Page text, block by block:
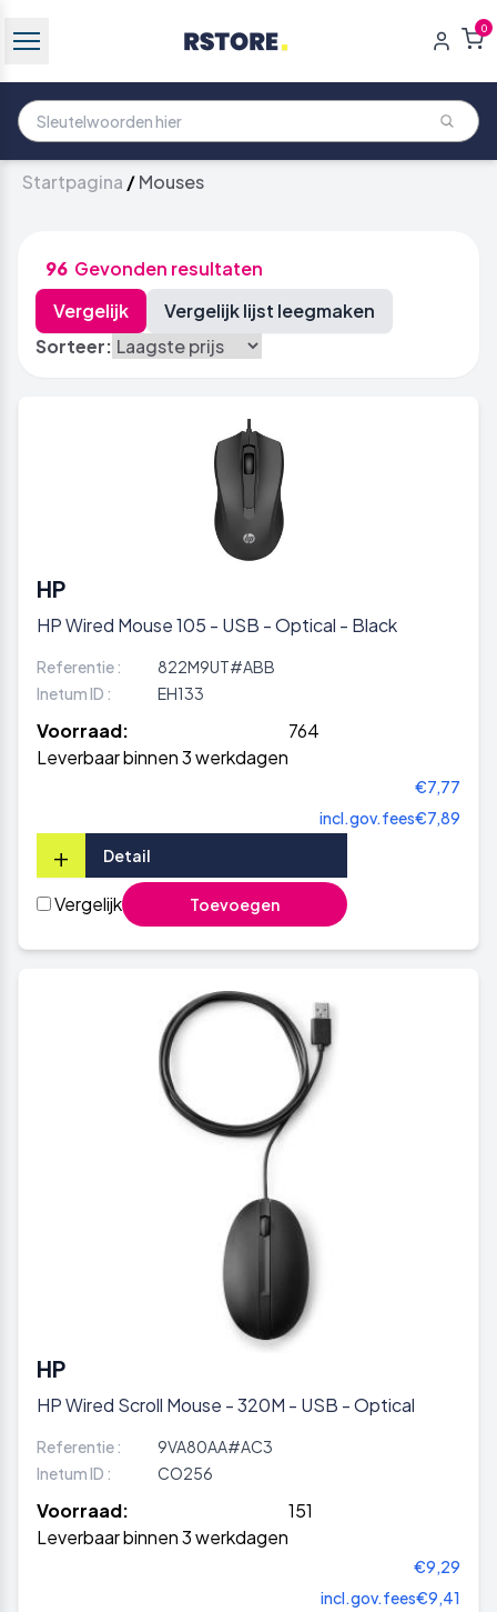
0
Startpagina /Mouses
96 Gevonden resultaten
Sorteer:
HP
HP Wired Mouse 105 - USB - Optical - Black
Referentie :
822M9UT#ABB
Inetum ID :
EH133
Voorraad:
764
Leverbaar binnen 3 werkdagen
€7,77
incl.gov.fees€7,89
+ Detail
Vergelijk Toevoegen
HP
HP Wired Scroll Mouse - 320M - USB - Optical
Referentie :
9VA80AA#AC3
Inetum ID :
CO256
Voorraad:
151
Leverbaar binnen 3 werkdagen
€9,29
incl.gov.fees€9,41